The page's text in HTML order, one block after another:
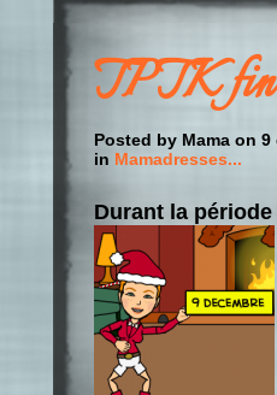
TPTK
Posted by Mama on 9
in Mamadresses...
Durant la